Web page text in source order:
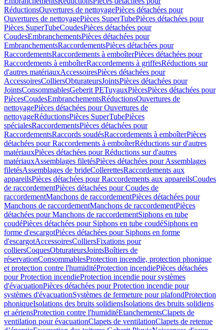
RéductionsOuvertures de nettoyagePièces détachées pour
Ouvertures de nettoyagePièces SuperTubePièces détachées pour
Pièces SuperTubeCoudesPièces détachées pour
CoudesEmbranchementsPièces détachées pour
EmbranchementsRaccordementsPièces détachées pour
RaccordementsRaccordements à emboîterPièces détachées pour
Raccordements à emboîterRaccordements à griffesRéductions sur
d'autres matériauxAccessoiresPièces détachées pour
AccessoiresColliersObturateursJointsPièces détachées pour
JointsConsommablesGeberit PETuyauxPiècesPièces détachées pour
PiècesCoudesEmbranchementsRéductionsOuvertures de
nettoyagePièces détachées pour Ouvertures de
nettoyageRéductionsPièces SuperTubePièces
spécialesRaccordementsPièces détachées pour
RaccordementsRaccords soudésRaccordements à emboîterPièces
détachées pour Raccordements à emboîterRéductions sur d'autres
matériauxPièces détachées pour Réductions sur d'autres
matériauxAssemblages filetésPièces détachées pour Assemblages
filetésAssemblages de brideCollerettesRaccordements aux
appareilsPièces détachées pour Raccordements aux appareilsCoudes
de raccordementPièces détachées pour Coudes de
raccordementManchons de raccordementPièces détachées pour
Manchons de raccordementManchons de raccordementPièces
détachées pour Manchons de raccordementSiphons en tube
coudéPièces détachées pour Siphons en tube coudéSiphons en
forme d'escargotPièces détachées pour Siphons en forme
d'escargotAccessoiresColliersFixations pour
colliersCoquesObturateursJointsBoîtiers de
réservationConsommablesProtection incendie, protection phonique
et protection contre l'humiditéProtection incendiePièces détachées
pour Protection incendieProtection incendie pour systèmes
d'évacuationPièces détachées pour Protection incendie pour
systèmes d'évacuationSystèmes de fermeture pour plafondProtection
phoniqueIsolations des bruits solidiensIsolations des bruits solidiens
et aériensProtection contre l'humiditéEtanchementsClapets de
ventilation pour évacuationClapets de ventilationClapets de retenue